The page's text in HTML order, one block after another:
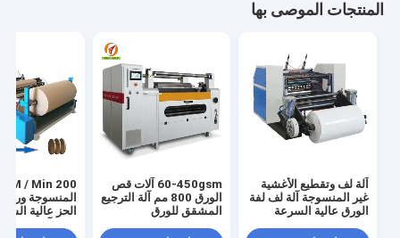
المنتجات الموصى بها
آلة لف وتقطيع الأغشية
غير المنسوجة آلة لف لفة
الورق عالية السرعة
60-450gsm آلات قص
الورق 800 مم آلة الترجيع
المشقق للورق
المنسوجة ورقة
الحز عالية